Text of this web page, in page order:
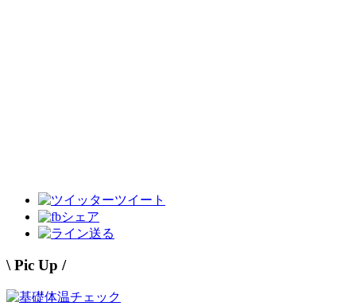
ツイート
シェア
送る
\ Pic Up /